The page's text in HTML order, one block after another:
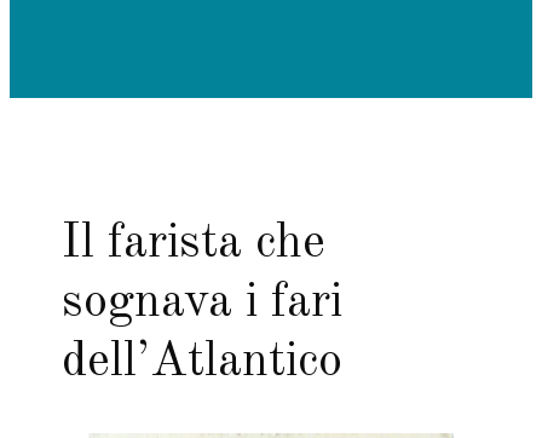
Il farista che
sognava i fari
dell’Atlantico